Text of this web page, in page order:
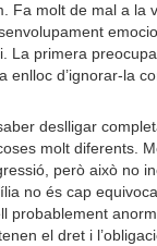
Fa molt de mal a la
La primera
enlloc d’ignorar-la
deslligar
molt diferents.
però això no
no és cap
probablement
el dret i